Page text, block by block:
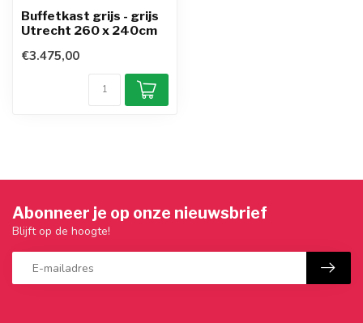
Buffetkast grijs - grijs
Utrecht 260 x 240cm
€3.475,00
Abonneer je op onze nieuwsbrief
Blijft op de hoogte!